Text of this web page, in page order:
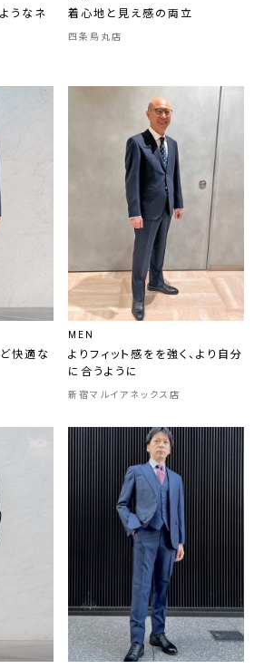
うなネ
着心地と見え感の両立
四条烏丸店
快適な
MEN
よりフィット感をを強く、より自分
に合うように
新宿マルイアネックス店